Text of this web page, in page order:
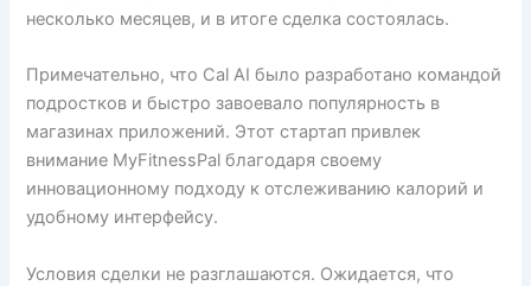
несколько месяцев, и в итоге сделка состоялась.
Примечательно, что Cal AI было разработано командой
подростков и быстро завоевало популярность в
магазинах приложений. Этот стартап привлек
внимание MyFitnessPal благодаря своему
инновационному подходу к отслеживанию калорий и
удобному интерфейсу.
Условия сделки не разглашаются. Ожидается, что